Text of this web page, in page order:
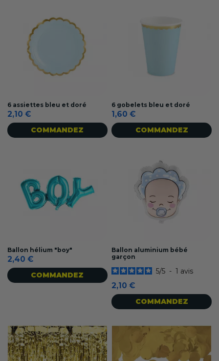
6 assiettes bleu et doré
2,10 €
COMMANDEZ
6 gobelets bleu et doré
1,60 €
COMMANDEZ
Ballon hélium "boy"
2,40 €
COMMANDEZ
Ballon aluminium bébé
garçon
5/5 - 1 avis
2,10 €
COMMANDEZ